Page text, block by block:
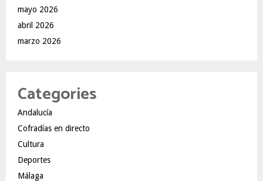
mayo 2026
abril 2026
marzo 2026
Categories
Andalucía
Cofradías en directo
Cultura
Deportes
Málaga